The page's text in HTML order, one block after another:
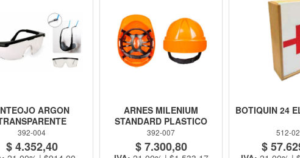
ARGON
392-004
$ 4.352,40
ARNES MILENIUM
STANDARD PLASTICO
392-007
$ 7.300,80
BOTIQUIN 24
512-
$